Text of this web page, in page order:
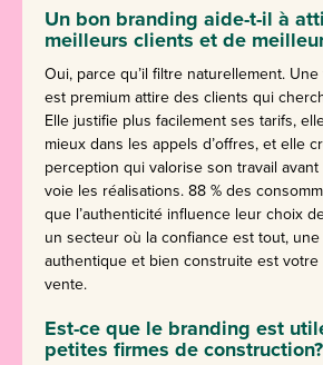
Un bon branding aide-t-il à
meilleurs clients et de
Oui, parce qu’il filtre naturellement. Une
est premium attire des clients qui
Elle justifie plus facilement ses tarifs,
mieux dans les appels d’offres, et elle
perception qui valorise son travail
voie les réalisations. 88 % des
que l’authenticité influence leur choix
un secteur où la confiance est tout,
authentique et bien construite est
vente.
Est-ce que le branding est
petites firmes de construction?